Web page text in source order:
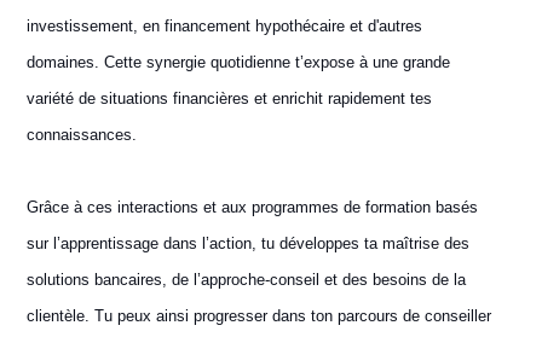
investissement, en financement hypothécaire et d'autres
domaines. Cette synergie quotidienne t’expose à une grande
variété de situations financières et enrichit rapidement tes
connaissances.
Grâce à ces interactions et aux programmes de formation basés
sur l’apprentissage dans l’action, tu développes ta maîtrise des
solutions bancaires, de l’approche‑conseil et des besoins de la
clientèle. Tu peux ainsi progresser dans ton parcours de conseiller